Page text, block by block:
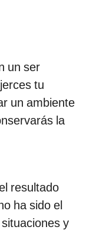
un ser
tu
un ambiente
la
resultado
ha sido el
y